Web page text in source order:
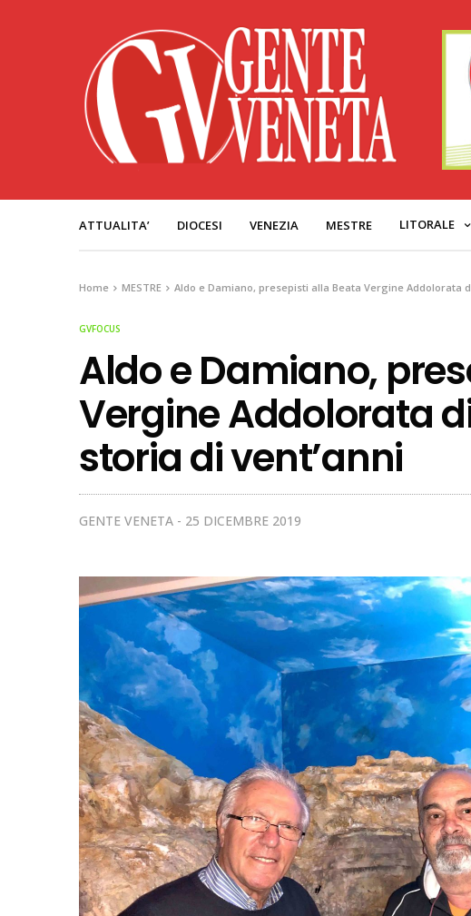
ATTUALITA’ DIOCESI VENEZIA MESTRE LITORALE
Home MESTRE Aldo e Damiano, presepisti alla Beata Vergine Addolorata
GVFOCUS
Aldo e Damiano,
Vergine Addolorata
storia di vent’anni
GENTE VENETA 25 DICEMBRE 2019